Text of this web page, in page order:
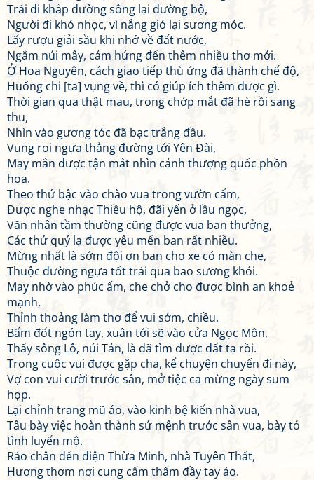
Trải đi khắp đường sông lại đường bộ,
Người đi khó nhọc, vì nắng gió lại sương móc.
Lấy rượu giải sầu khi nhớ về đất nước,
Ngắm núi mây, cảm hứng đến thêm nhiều thơ mới.
Ở Hoa Nguyên, cách giao tiếp thù ứng đã thành chế độ,
Huống chi [ta] vụng về, thì có giúp ích thêm được gì.
Thời gian qua thật mau, trong chớp mắt đã hè rồi sang
thu,
Nhìn vào gương tóc đã bạc trắng đầu.
Vung roi ngựa thẳng đường tới Yên Đài,
May mắn được tận mắt nhìn cảnh thượng quốc phồn
hoa.
Theo thứ bậc vào chào vua trong vườn cấm,
Được nghe nhạc Thiều hộ, đãi yến ở lầu ngọc,
Văn nhân tầm thường cũng được vua ban thưởng,
Các thứ quý lạ được yêu mến ban rất nhiều.
Mừng nhất là sớm đội ơn ban cho xe có màn che,
Thuộc đường ngựa tốt trải qua bao sương khói.
May nhờ vào phúc ấm, che chở cho được bình an khoẻ
mạnh,
Thỉnh thoảng làm thơ để vui sớm, chiều.
Bấm đốt ngón tay, xuân tới sẽ vào cửa Ngọc Môn,
Thấy sông Lô, núi Tản, là đã tìm được đất ta rồi.
Trong cuộc vui được gặp cha, kể chuyện chuyến đi này,
Vợ con vui cười trước sân, mở tiệc ca mừng ngày sum
họp.
Lại chỉnh trang mũ áo, vào kinh bệ kiến nhà vua,
Tâu bày việc hoàn thành sứ mệnh trước sân vua, bày tỏ
tình luyến mộ.
Rảo chân đến điện Thừa Minh, nhà Tuyên Thất,
Hương thơm nơi cung cấm thấm đầy tay áo.